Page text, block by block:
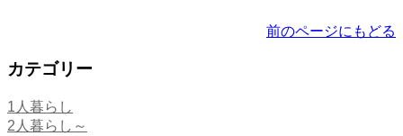
前のページにもどる
カテゴリー
1人暮らし
2人暮らし～